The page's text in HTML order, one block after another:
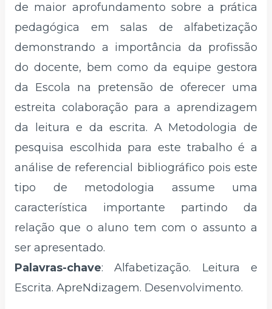
de maior aprofundamento sobre a prática
pedagógica em salas de alfabetização
demonstrando a importância da profissão
do docente, bem como da equipe gestora
da Escola na pretensão de oferecer uma
estreita colaboração para a aprendizagem
da leitura e da escrita. A Metodologia de
pesquisa escolhida para este trabalho é a
análise de referencial bibliográfico pois este
tipo de metodologia assume uma
característica importante partindo da
relação que o aluno tem com o assunto a
ser apresentado.
Palavras-chave: Alfabetização. Leitura e
Escrita. ApreNdizagem. Desenvolvimento.